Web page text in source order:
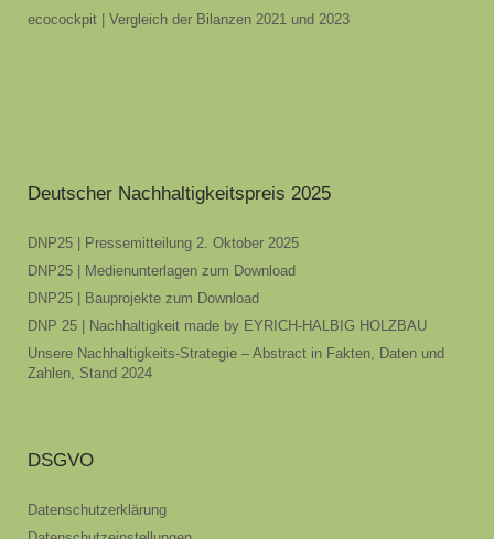
ecocockpit | Vergleich der Bilanzen 2021 und 2023
Deutscher Nachhaltigkeitspreis 2025
DNP25 | Pressemitteilung 2. Oktober 2025
DNP25 | Medienunterlagen zum Download
DNP25 | Bauprojekte zum Download
DNP 25 | Nachhaltigkeit made by EYRICH-HALBIG HOLZBAU
Unsere Nachhaltigkeits-Strategie – Abstract in Fakten, Daten und
Zahlen, Stand 2024
DSGVO
Datenschutzerklärung